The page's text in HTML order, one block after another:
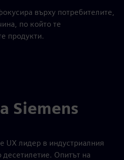
върху потребителите,
по който те
продукти.
Siemens
UX лидер в индустриалния
Опитът на